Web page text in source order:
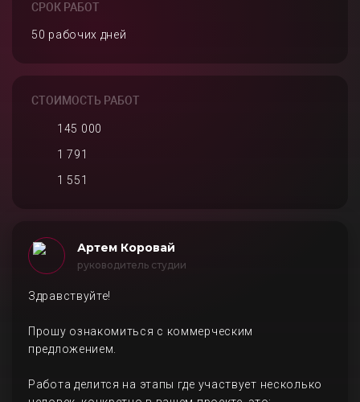
СРОК РАБОТ
50 рабочих дней
СТОИМОСТЬ РАБОТ
145 000
1 791
1 551
Артем Коровай
руководитель студии
Здравствуйте!
Прошу ознакомиться с коммерческим
предложением.
Работа делится на этапы где участвует несколько